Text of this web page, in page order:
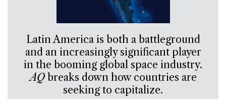
Latin America is both a battleground
and an increasingly significant player
in the booming global space industry.
AQbreaks down how countries are
seeking to capitalize.